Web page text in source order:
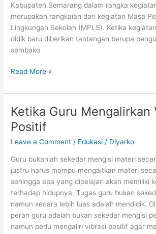
Kabupaten Semarang dalam rangka
merupakan rangkaian dari kegiatan Masa
Lingkungan Sekolah (MPLS). Ketika
didik baru diberikan tantangan berupa
sembako
Tali
ke
Asuhan
Bangun
Empati
Read More »
Ketika Guru Mengalirkan
Positif
Leave a Comment / Edukasi / Diyarko
Guru bukanlah sekedar mengisi materi
justru harus mampu mengaitkan materi
sehingga apa yang dipelajari akan memiliki
terhadap hidupnya. Tugas guru bukan
namun secara lebih luas adalah mendidik.
peran guru adalah bukan sekedar mengisi
namun perlu mengaliri vibrasi positif agar